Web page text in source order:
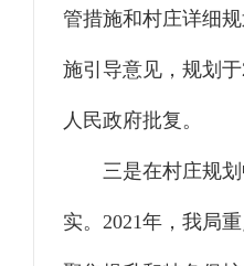
管措施和村庄详细
施引导意见，规划
人民政府批复。
三是在村庄规
实。2021年，我局